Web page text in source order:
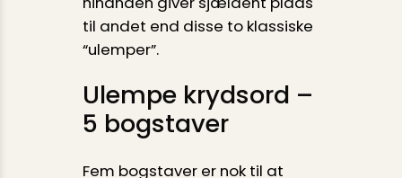
til andet end disse to klassiske
“ulemper”.
Ulempe krydsord –
5 bogstaver
Fem bogstaver er nok til at